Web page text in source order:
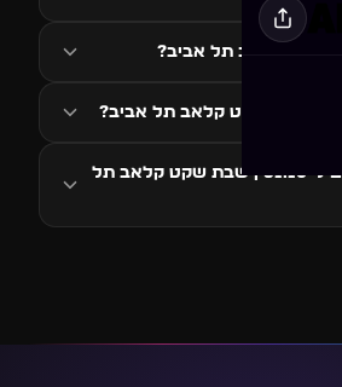
היכן ניתן לרכוש כרטיסים ל-31.10 | שבת שקט קלאב תל